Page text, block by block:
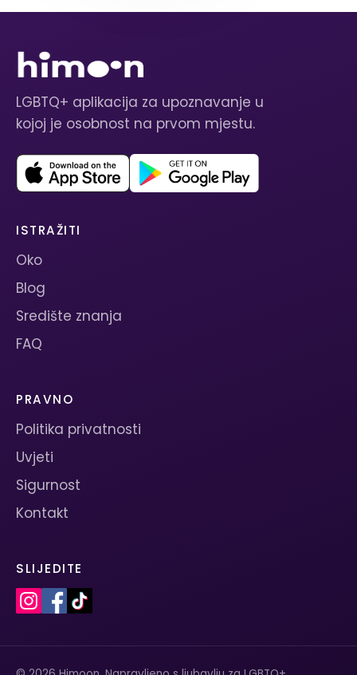
LGBTQ+ aplikacija za upoznavanje u
kojoj je osobnost na prvom mjestu.
ISTRAŽITI
Oko
Blog
Središte znanja
FAQ
PRAVNO
Politika privatnosti
Uvjeti
Sigurnost
Kontakt
SLIJEDITE